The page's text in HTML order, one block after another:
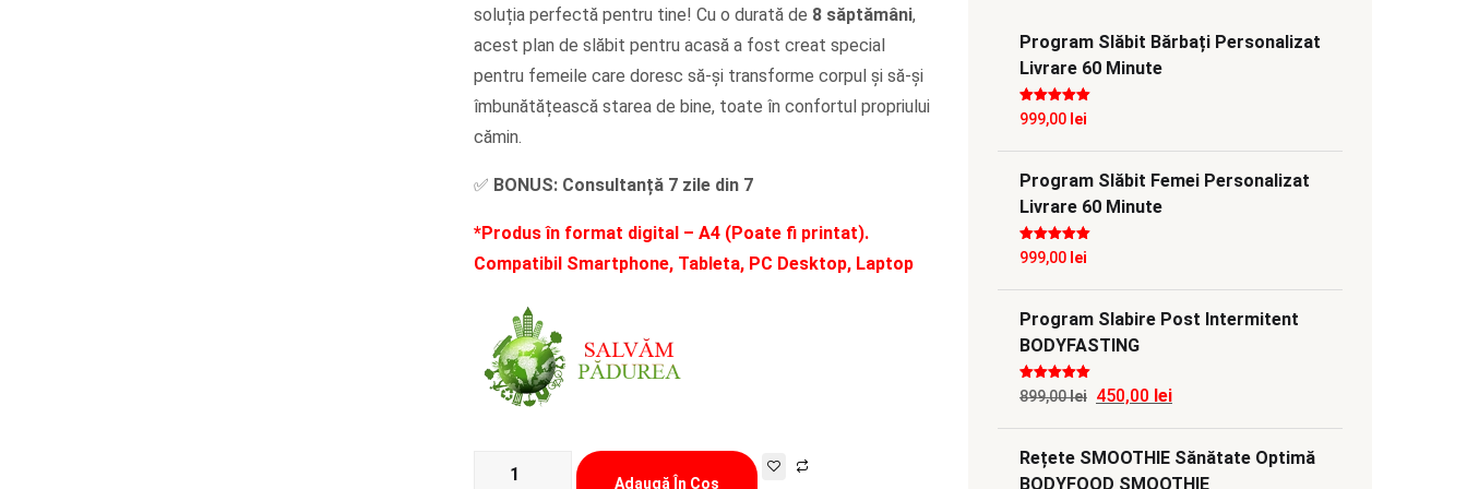
fost:
899,00 lei.
450,00 lei.
soluția perfectă pentru tine! Cu o durată de 8 săptămâni,
acest plan de slăbit pentru acasă a fost creat special
pentru femeile care doresc să-și transforme corpul și să-și
îmbunătățească starea de bine, toate în confortul propriului
cămin.
✅ BONUS: Consultanță 7 zile din 7
*Produs în format digital – A4 (Poate fi printat).
Compatibil Smartphone, Tableta, PC Desktop, Laptop
Cantitate
Adaugă În Coș
Program Slăbit Bărbați Personalizat
Livrare 60 Minute
Evaluat la5
din 5
999,00 lei
Program Slăbit Femei Personalizat
Livrare 60 Minute
Evaluat la5
din 5
999,00 lei
Program Slabire Post Intermitent
BODYFASTING
Evaluat la5
din 5
899,00lei Prețul
inițial
a
450,00 leiPrețul
curent
este:
Rețete SMOOTHIE Sănătate Optimă
BODYFOOD SMOOTHIE